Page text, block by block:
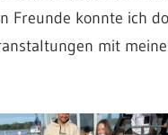
Freunde konnte ich
mit